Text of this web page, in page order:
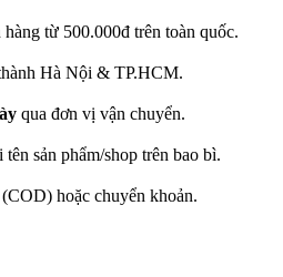
hàng từ 500.000đ trên toàn quốc.
Hà Nội & TP.HCM.
qua đơn vị vận chuyển.
tên sản phẩm/shop trên bao bì.
(COD) hoặc chuyển khoản.